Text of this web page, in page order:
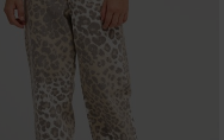
Kleding
Accessoires